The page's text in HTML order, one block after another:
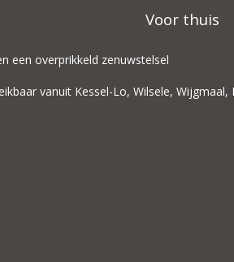
Voor thuis
een overprikkeld zenuwstelsel
vanuit Kessel-Lo, Wilsele, Wijgmaal,